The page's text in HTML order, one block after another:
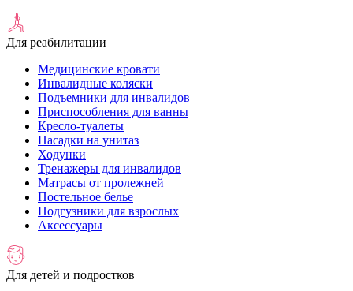
Для реабилитации
Медицинские кровати
Инвалидные коляски
Подъемники для инвалидов
Приспособления для ванны
Кресло-туалеты
Насадки на унитаз
Ходунки
Тренажеры для инвалидов
Матрасы от пролежней
Постельное белье
Подгузники для взрослых
Аксессуары
Для детей и подростков